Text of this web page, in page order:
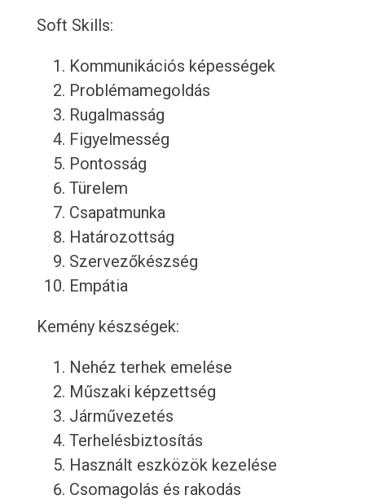
Soft Skills:
Kommunikációs képességek
Problémamegoldás
Rugalmasság
Figyelmesség
Pontosság
Türelem
Csapatmunka
Határozottság
Szervezőkészség
Empátia
Kemény készségek:
Nehéz terhek emelése
Műszaki képzettség
Járművezetés
Terhelésbiztosítás
Használt eszközök kezelése
Csomagolás és rakodás